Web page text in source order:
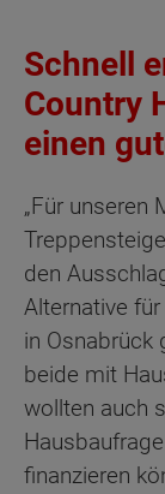
Schnell
Country
einen
„Für unseren
den
Alternative
in Osnabrück
beide mit
wollten auch
finanzieren